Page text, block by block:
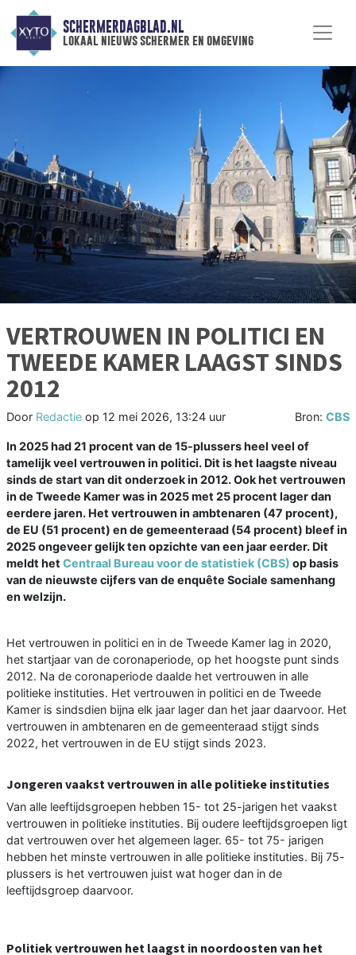
SCHERMERDAGBLAD.NL
lokaal nieuws schermer en omgeving
VERTROUWEN IN POLITICI EN
TWEEDE KAMER LAAGST SINDS
2012
Door Redactie op 12 mei 2026, 13:24 uur Bron: CBS
In 2025 had 21 procent van de 15-plussers heel veel of
tamelijk veel vertrouwen in politici. Dit is het laagste niveau
sinds de start van dit onderzoek in 2012. Ook het vertrouwen
in de Tweede Kamer was in 2025 met 25 procent lager dan
eerdere jaren. Het vertrouwen in ambtenaren (47 procent),
de EU (51 procent) en de gemeenteraad (54 procent) bleef in
2025 ongeveer gelijk ten opzichte van een jaar eerder. Dit
meldt het Centraal Bureau voor de statistiek (CBS) op basis
van de nieuwste cijfers van de enquête Sociale samenhang
en welzijn.
Het vertrouwen in politici en in de Tweede Kamer lag in 2020,
het startjaar van de coronaperiode, op het hoogste punt sinds
2012. Na de coronaperiode daalde het vertrouwen in alle
politieke instituties. Het vertrouwen in politici en de Tweede
Kamer is sindsdien bijna elk jaar lager dan het jaar daarvoor. Het
vertrouwen in ambtenaren en de gemeenteraad stijgt sinds
2022, het vertrouwen in de EU stijgt sinds 2023.
Jongeren vaakst vertrouwen in alle politieke instituties
Van alle leeftijdsgroepen hebben 15- tot 25-jarigen het vaakst
vertrouwen in politieke instituties. Bij oudere leeftijdsgroepen ligt
dat vertrouwen over het algemeen lager. 65- tot 75- jarigen
hebben het minste vertrouwen in alle politieke instituties. Bij 75-
plussers is het vertrouwen juist wat hoger dan in de
leeftijdsgroep daarvoor.
Politiek vertrouwen het laagst in noordoosten van het